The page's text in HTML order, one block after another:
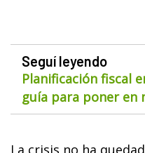
Seguí leyendo
Planificación fiscal
guía para poner en
La crisis no ha